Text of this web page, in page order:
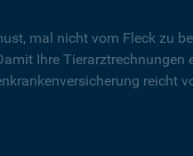
mal nicht vom Fleck zu
Ihre
reicht